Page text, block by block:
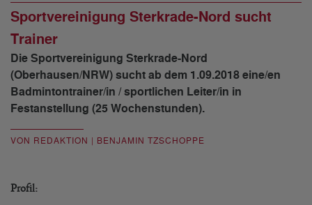
Sportvereinigung Sterkrade-Nord sucht
Trainer
Die Sportvereinigung Sterkrade-Nord
(Oberhausen/NRW) sucht ab dem 1.09.2018 eine/en
Badmintontrainer/in / sportlichen Leiter/in in
Festanstellung (25 Wochenstunden).
VON REDAKTION | BENJAMIN TZSCHOPPE
Profil: